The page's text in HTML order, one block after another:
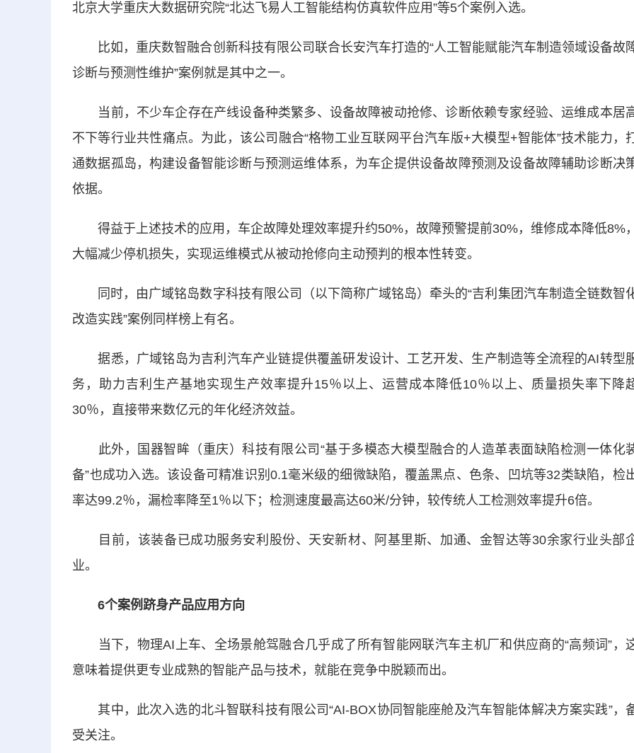
北京大学重庆大数据研究院“北达飞易人工智能结构仿真软件应用”等5个案例入选。
比如，重庆数智融合创新科技有限公司联合长安汽车打造的“人工智能赋能汽车制造领域设备故
诊断与预测性维护”案例就是其中之一。
当前，不少车企存在产线设备种类繁多、设备故障被动抢修、诊断依赖专家经验、运维成本居
不下等行业共性痛点。为此，该公司融合“格物工业互联网平台汽车版+大模型+智能体”技术能力，
通数据孤岛，构建设备智能诊断与预测运维体系，为车企提供设备故障预测及设备故障辅助诊断决
依据。
得益于上述技术的应用，车企故障处理效率提升约50%，故障预警提前30%，维修成本降低8%，
大幅减少停机损失，实现运维模式从被动抢修向主动预判的根本性转变。
同时，由广域铭岛数字科技有限公司（以下简称广域铭岛）牵头的“吉利集团汽车制造全链数智
改造实践”案例同样榜上有名。
据悉，广域铭岛为吉利汽车产业链提供覆盖研发设计、工艺开发、生产制造等全流程的AI转型
务，助力吉利生产基地实现生产效率提升15％以上、运营成本降低10％以上、质量损失率下降
30％，直接带来数亿元的年化经济效益。
此外，国器智眸（重庆）科技有限公司“基于多模态大模型融合的人造革表面缺陷检测一体化
备”也成功入选。该设备可精准识别0.1毫米级的细微缺陷，覆盖黑点、色条、凹坑等32类缺陷，检
率达99.2％，漏检率降至1％以下；检测速度最高达60米/分钟，较传统人工检测效率提升6倍。
目前，该装备已成功服务安利股份、天安新材、阿基里斯、加通、金智达等30余家行业头部
业。
6个案例跻身产品应用方向
当下，物理AI上车、全场景舱驾融合几乎成了所有智能网联汽车主机厂和供应商的“高频词”，
意味着提供更专业成熟的智能产品与技术，就能在竞争中脱颖而出。
其中，此次入选的北斗智联科技有限公司“AI-BOX协同智能座舱及汽车智能体解决方案实践”，
受关注。